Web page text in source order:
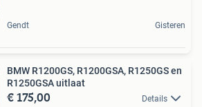
Gendt Gisteren
BMW R1200GS, R1200GSA, R1250GS en
R1250GSA uitlaat
€ 175,00 Details